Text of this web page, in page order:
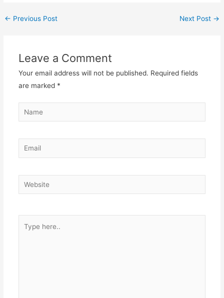
← Previous Post Next Post →
Leave a Comment
Your email address will not be published. Required fields
are marked *
Name
Email
Website
here..